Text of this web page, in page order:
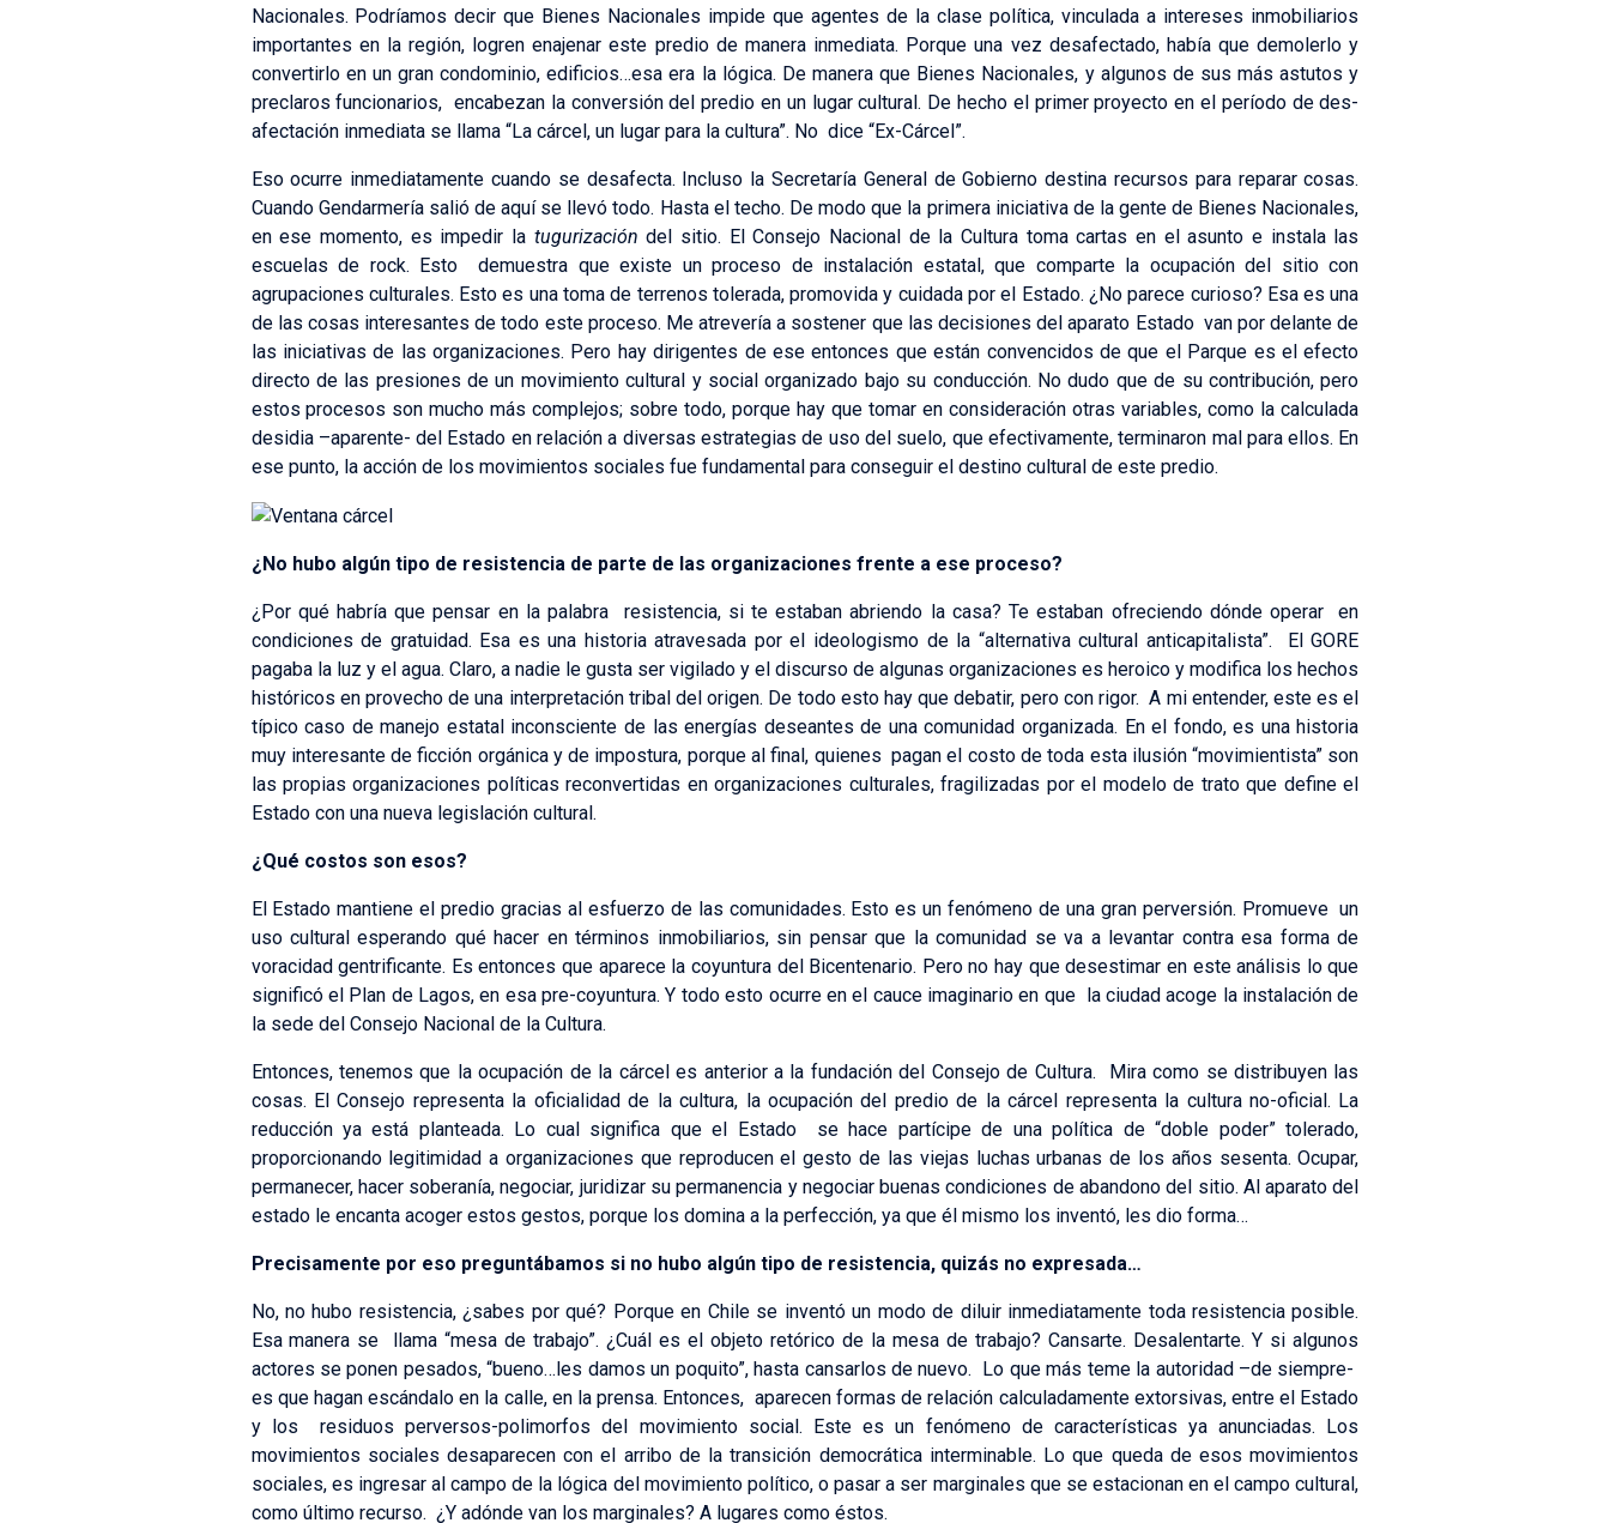
Nacionales. Podríamos decir que Bienes Nacionales impide que agentes de la clase política, vinculada a intereses inmobiliarios
importantes en la región, logren enajenar este predio de manera inmediata. Porque una vez desafectado, había que demolerlo y
convertirlo en un gran condominio, edificios…esa era la lógica. De manera que Bienes Nacionales, y algunos de sus más astutos y
preclaros funcionarios, encabezan la conversión del predio en un lugar cultural. De hecho el primer proyecto en el período de des-
afectación inmediata se llama “La cárcel, un lugar para la cultura”. No dice “Ex-Cárcel”.
Eso ocurre inmediatamente cuando se desafecta. Incluso la Secretaría General de Gobierno destina recursos para reparar cosas.
Cuando Gendarmería salió de aquí se llevó todo. Hasta el techo. De modo que la primera iniciativa de la gente de Bienes Nacionales,
en ese momento, es impedir la tugurización del sitio. El Consejo Nacional de la Cultura toma cartas en el asunto e instala las
escuelas de rock. Esto demuestra que existe un proceso de instalación estatal, que comparte la ocupación del sitio con
agrupaciones culturales. Esto es una toma de terrenos tolerada, promovida y cuidada por el Estado. ¿No parece curioso? Esa es una
de las cosas interesantes de todo este proceso. Me atrevería a sostener que las decisiones del aparato Estado van por delante de
las iniciativas de las organizaciones. Pero hay dirigentes de ese entonces que están convencidos de que el Parque es el efecto
directo de las presiones de un movimiento cultural y social organizado bajo su conducción. No dudo que de su contribución, pero
estos procesos son mucho más complejos; sobre todo, porque hay que tomar en consideración otras variables, como la calculada
desidia –aparente- del Estado en relación a diversas estrategias de uso del suelo, que efectivamente, terminaron mal para ellos. En
ese punto, la acción de los movimientos sociales fue fundamental para conseguir el destino cultural de este predio.
¿No hubo algún tipo de resistencia de parte de las organizaciones frente a ese proceso?
¿Por qué habría que pensar en la palabra resistencia, si te estaban abriendo la casa? Te estaban ofreciendo dónde operar en
condiciones de gratuidad. Esa es una historia atravesada por el ideologismo de la “alternativa cultural anticapitalista”. El GORE
pagaba la luz y el agua. Claro, a nadie le gusta ser vigilado y el discurso de algunas organizaciones es heroico y modifica los hechos
históricos en provecho de una interpretación tribal del origen. De todo esto hay que debatir, pero con rigor. A mi entender, este es el
típico caso de manejo estatal inconsciente de las energías deseantes de una comunidad organizada. En el fondo, es una historia
muy interesante de ficción orgánica y de impostura, porque al final, quienes pagan el costo de toda esta ilusión “movimientista” son
las propias organizaciones políticas reconvertidas en organizaciones culturales, fragilizadas por el modelo de trato que define el
Estado con una nueva legislación cultural.
¿Qué costos son esos?
El Estado mantiene el predio gracias al esfuerzo de las comunidades. Esto es un fenómeno de una gran perversión. Promueve un
uso cultural esperando qué hacer en términos inmobiliarios, sin pensar que la comunidad se va a levantar contra esa forma de
voracidad gentrificante. Es entonces que aparece la coyuntura del Bicentenario. Pero no hay que desestimar en este análisis lo que
significó el Plan de Lagos, en esa pre-coyuntura. Y todo esto ocurre en el cauce imaginario en que la ciudad acoge la instalación de
la sede del Consejo Nacional de la Cultura.
Entonces, tenemos que la ocupación de la cárcel es anterior a la fundación del Consejo de Cultura. Mira como se distribuyen las
cosas. El Consejo representa la oficialidad de la cultura, la ocupación del predio de la cárcel representa la cultura no-oficial. La
reducción ya está planteada. Lo cual significa que el Estado se hace partícipe de una política de “doble poder” tolerado,
proporcionando legitimidad a organizaciones que reproducen el gesto de las viejas luchas urbanas de los años sesenta. Ocupar,
permanecer, hacer soberanía, negociar, juridizar su permanencia y negociar buenas condiciones de abandono del sitio. Al aparato del
estado le encanta acoger estos gestos, porque los domina a la perfección, ya que él mismo los inventó, les dio forma…
Precisamente por eso preguntábamos si no hubo algún tipo de resistencia, quizás no expresada…
No, no hubo resistencia, ¿sabes por qué? Porque en Chile se inventó un modo de diluir inmediatamente toda resistencia posible.
Esa manera se llama “mesa de trabajo”. ¿Cuál es el objeto retórico de la mesa de trabajo? Cansarte. Desalentarte. Y si algunos
actores se ponen pesados, “bueno…les damos un poquito”, hasta cansarlos de nuevo. Lo que más teme la autoridad –de siempre-
es que hagan escándalo en la calle, en la prensa. Entonces, aparecen formas de relación calculadamente extorsivas, entre el Estado
y los residuos perversos-polimorfos del movimiento social. Este es un fenómeno de características ya anunciadas. Los
movimientos sociales desaparecen con el arribo de la transición democrática interminable. Lo que queda de esos movimientos
sociales, es ingresar al campo de la lógica del movimiento político, o pasar a ser marginales que se estacionan en el campo cultural,
como último recurso. ¿Y adónde van los marginales? A lugares como éstos.